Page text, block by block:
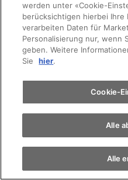
werden unter «Cookie-
berücksichtigen hierbei Ihre
verarbeiten Daten für
Personalisierung nur, wenn
geben. Weitere
Sie
hier.
Cookie-
Alle
Alle